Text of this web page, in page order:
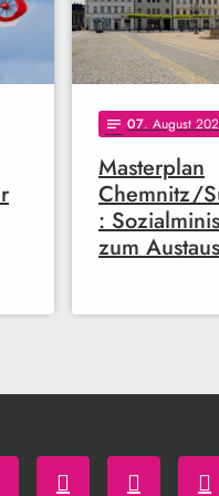
notes 07. August
Masterplan
Chemnitz/
:
zum